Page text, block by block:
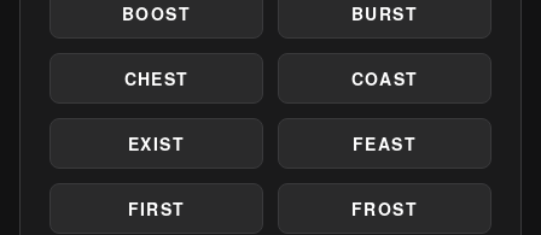
BOOST BURST
CHEST COAST
EXIST FEAST
FIRST FROST